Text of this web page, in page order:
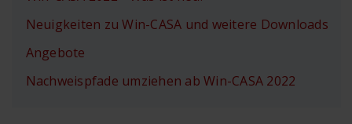
Neuigkeiten zu Win-CASA und weitere Downloads
Angebote
Nachweispfade umziehen ab Win-CASA 2022